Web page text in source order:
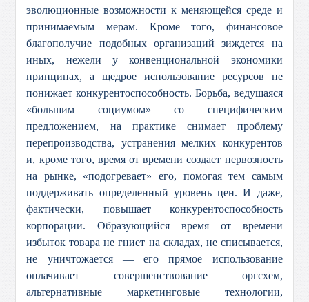
эволюционные возможности к меняющейся среде и
принимаемым мерам. Кроме того, финансовое
благополучие подобных организаций зиждется на
иных, нежели у конвенциональной экономики
принципах, а щедрое использование ресурсов не
понижает конкурентоспособность. Борьба, ведущаяся
«большим социумом» со специфическим
предложением, на практике снимает проблему
перепроизводства, устранения мелких конкурентов
и, кроме того, время от времени создает нервозность
на рынке, «подогревает» его, помогая тем самым
поддерживать определенный уровень цен. И даже,
фактически, повышает конкурентоспособность
корпорации. Образующийся время от времени
избыток товара не гниет на складах, не списывается,
не уничтожается — его прямое использование
оплачивает совершенствование оргсхем,
альтернативные маркетинговые технологии,